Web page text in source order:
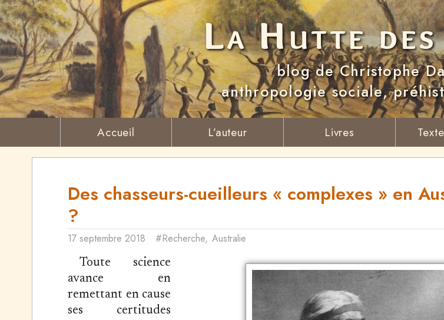
La Hutte
blog de Christophe
anthropologie sociale,
Accueil L’auteur Livres
Des chasseurs-cueilleurs « complexes » en
?
17 septembre 2018 #Recherche, Australie
Toute science
avance en
remettant en cause
ses certitudes